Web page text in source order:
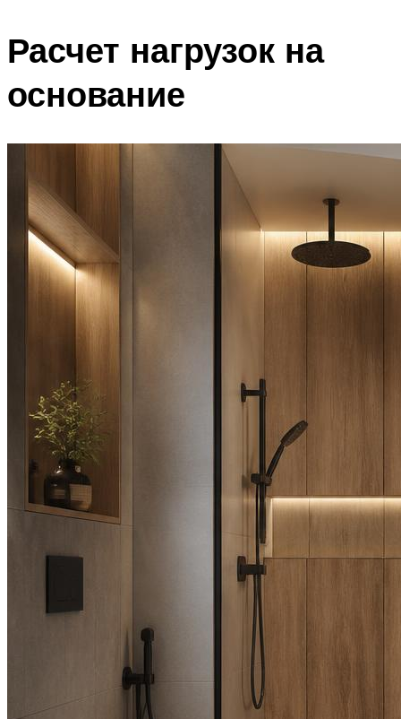
Расчет нагрузок на
основание